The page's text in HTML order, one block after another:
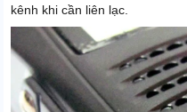
kênh khi cần liên lạc.